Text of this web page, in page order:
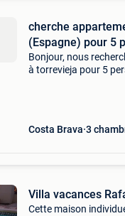
cherche
(Espagne) pour 5
Bonjour, nous
à torrevieja pour 5
Costa Brava 3
Villa vacances
Cette maison